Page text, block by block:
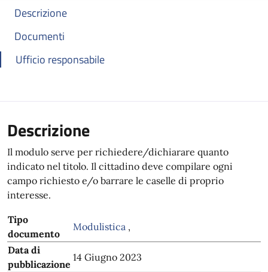
Descrizione
Documenti
Ufficio responsabile
Descrizione
Il modulo serve per richiedere/dichiarare quanto
indicato nel titolo. Il cittadino deve compilare ogni
campo richiesto e/o barrare le caselle di proprio
interesse.
Tipo
documento
Modulistica ,
Data di
pubblicazione
14 Giugno 2023